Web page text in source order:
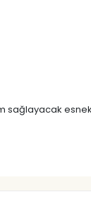
sağlayacak